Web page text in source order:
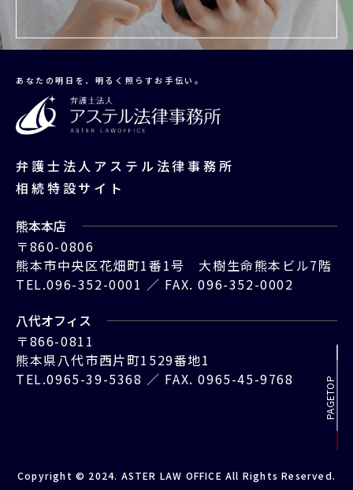
あなたの明日を、明るく照らすお手伝い。
弁護士法人アステル法律事務所
相続特設サイト
熊本本店
〒860-0806
熊本市中央区花畑町1番1号 大樹生命熊本ビル7階
TEL.096-352-0001 ／ FAX. 096-352-0002
八代オフィス
〒866-0811
熊本県八代市西片町1529番地1
TEL.0965-39-5368 ／ FAX. 0965-45-9768
Copyright © 2024. ASTER LAW OFFICE All Rights Reserved.
PAGETOP